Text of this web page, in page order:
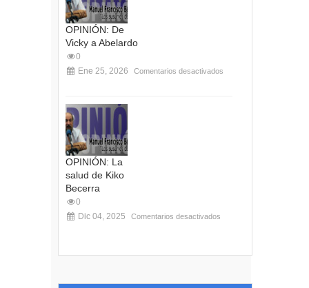
OPINIÓN: De
Vicky a Abelardo
0
Ene 25, 2026
Comentarios desactivados
OPINIÓN: La
salud de Kiko
Becerra
0
Dic 04, 2025
Comentarios desactivados